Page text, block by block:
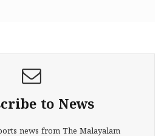
to News
news from The Malayalam